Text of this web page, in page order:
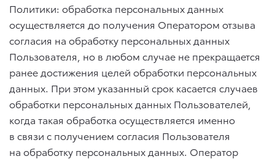
Политики: обработка персональных данных
осуществляется до получения Оператором отзыва
согласия на обработку персональных данных
Пользователя, но в любом случае не прекращается
ранее достижения целей обработки персональных
данных. При этом указанный срок касается случаев
обработки персональных данных Пользователей,
когда такая обработка осуществляется именно
в связи с получением согласия Пользователя
на обработку персональных данных. Оператор